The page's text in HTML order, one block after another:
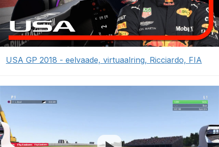
USA GP 2018 - eelvaade, virtuaalring, Ricciardo, FIA